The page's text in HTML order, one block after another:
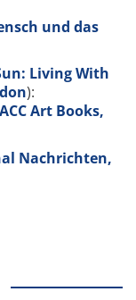
und das
Living With
):
Art Books,
Nachrichten,